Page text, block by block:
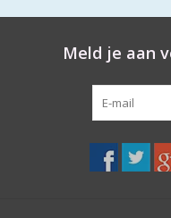
Meld je aan